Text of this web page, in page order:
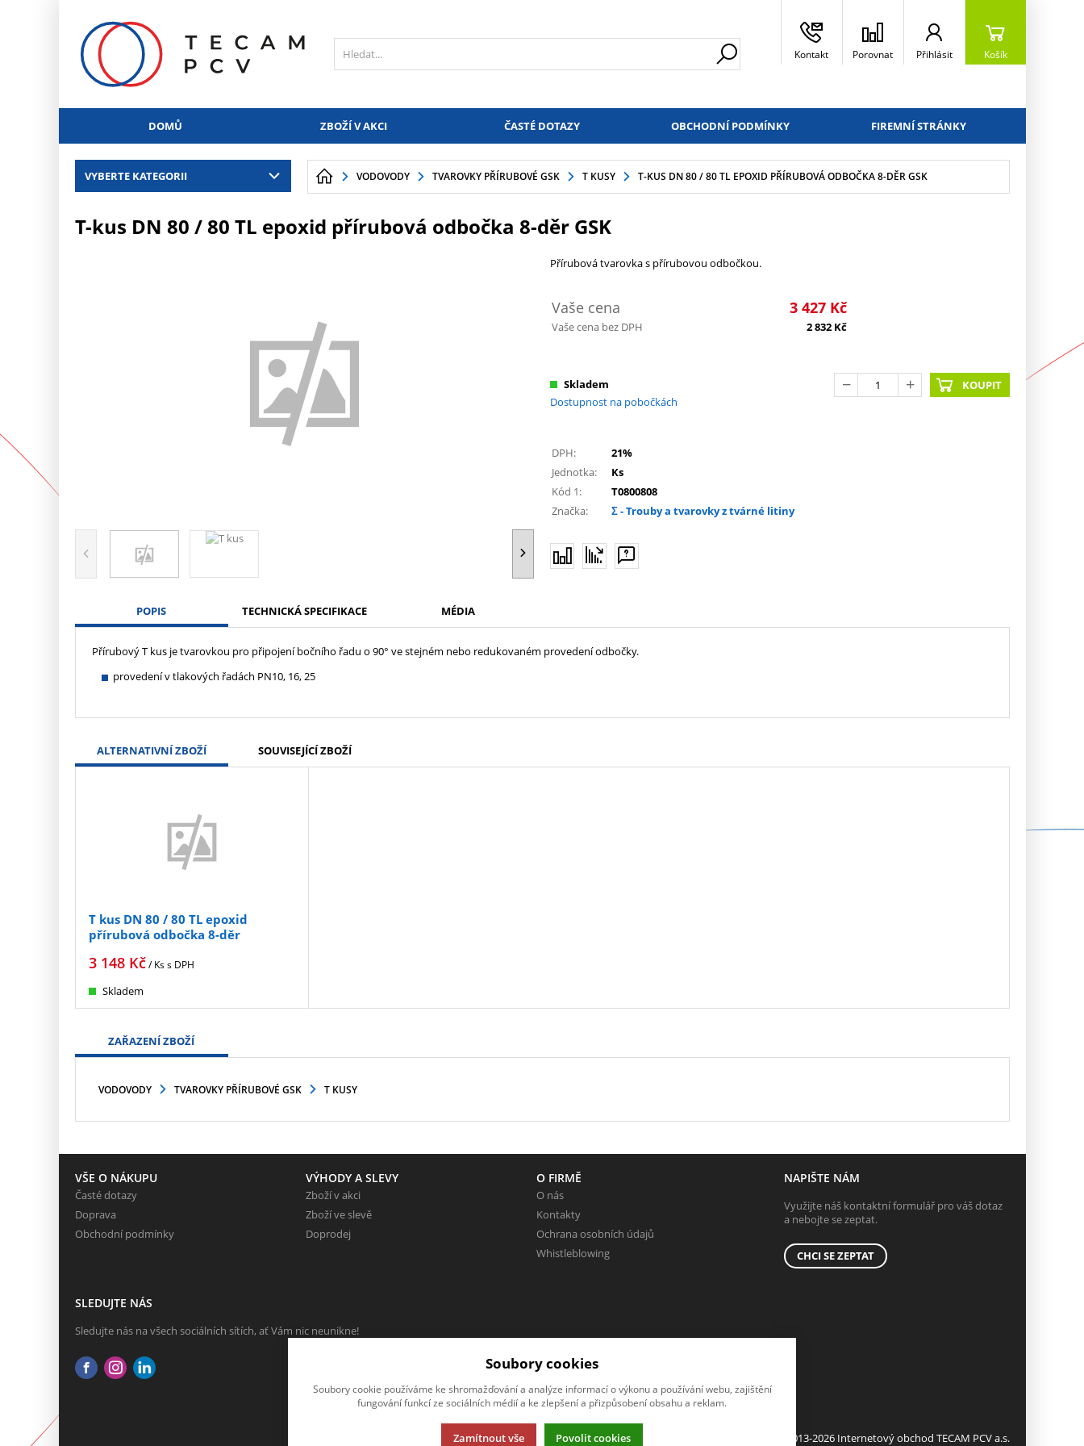
Kontakt Porovnat Přihlásit Košík
DOMŮ ZBOŽÍ V AKCI ČASTÉ DOTAZY OBCHODNÍ PODMÍNKY FIREMNÍ STRÁNKY
VYBERTE KATEGORII VODOVODY TVAROVKY PŘÍRUBOVÉ GSK T KUSY T-KUS DN 80 / 80 TL EPOXID PŘÍRUBOVÁ ODBOČKA 8-DĚR GSK
T-kus DN 80 / 80 TL epoxid přírubová odbočka 8-děr GSK
Přírubová tvarovka s přírubovou odbočkou.
Vaše cena 3 427 Kč
Vaše cena bez DPH 2 832 Kč
Skladem
Dostupnost na pobočkách
KOUPIT
DPH:
21%
Jednotka:
Ks
Kód 1:
T0800808
Značka:
Σ - Trouby a tvarovky z tvárné litiny
POPIS TECHNICKÁ SPECIFIKACE MÉDIA
Přírubový T kus je tvarovkou pro připojení bočního řadu o 90° ve stejném nebo redukovaném provedení odbočky.
provedení v tlakových řadách PN10, 16, 25
ALTERNATIVNÍ ZBOŽÍ SOUVISEJÍCÍ ZBOŽÍ
T kus DN 80 / 80 TL epoxid
přírubová odbočka 8-děr
3 148Kč/ Kss DPH
Skladem
ZAŘAZENÍ ZBOŽÍ
VODOVODY TVAROVKY PŘÍRUBOVÉ GSK T KUSY
VŠE O NÁKUPU
Časté dotazy
Doprava
Obchodní podmínky
VÝHODY A SLEVY
Zboží v akci
Zboží ve slevě
Doprodej
O FIRMĚ
O nás
Kontakty
Ochrana osobních údajů
Whistleblowing
NAPIŠTE NÁM
Využijte náš kontaktní formulář pro váš dotaz
a nebojte se zeptat.
CHCI SE ZEPTAT
SLEDUJTE NÁS
Sledujte nás na všech sociálních sítích, ať Vám nic neunikne!
© 2013-2026 Internetový obchod TECAM PCV a.s.
Soubory cookies
Soubory cookie používáme ke shromažďování a analýze informací o výkonu a používání webu, zajištění
fungování funkcí ze sociálních médií a ke zlepšení a přizpůsobení obsahu a reklam.
Zamítnout vše Povolit cookies